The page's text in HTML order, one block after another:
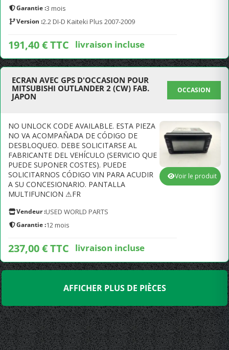
Garantie :3 mois
Version :2.2 DI-D Kaiteki Plus 2007-2009
191,40 € TTC livraison incluse
ECRAN AVEC GPS D'OCCASION POUR
MITSUBISHI OUTLANDER 2 (CW) FAB.
JAPON
OCCASION
NO UNLOCK CODE AVAILABLE. ESTA PIEZA
NO VA ACOMPAÑADA DE CÓDIGO DE
DESBLOQUEO. DEBE SOLICITARSE AL
FABRICANTE DEL VEHÍCULO (SERVICIO QUE
PUEDE SUPONER COSTES). PUEDE
SOLICITARNOS CÓDIGO VIN PARA ACUDIR
A SU CONCESIONARIO. PANTALLA
MULTIFUNCION ⚠FR
Vendeur :USED WORLD PARTS
Garantie :12 mois
237,00 € TTC livraison incluse
Voir le produit
AFFICHER PLUS DE PIÈCES